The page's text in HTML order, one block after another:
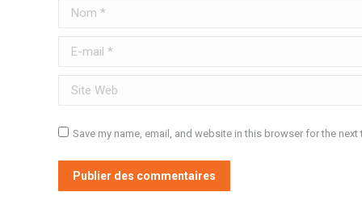
Nom *
E-mail *
Site Web
Save my name, email, and website in this browser for the next
Publier des commentaires